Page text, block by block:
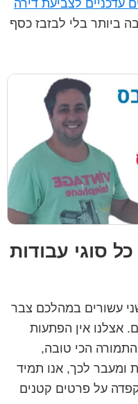
עדכניים לצביעת דירה
ביותר בלי לבזבז כסף
סוגי עבודות
עשורים במהלכם צבר
אצלנו אין הפתעות
הכי טובה,
ומעבר לכך, אנו תמיד
על פרטים קטנים